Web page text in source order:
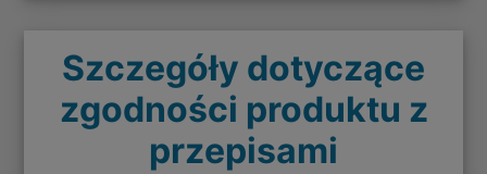
Szczegóły dotyczące
zgodności produktu z
przepisami